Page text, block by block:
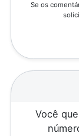
Se os
Você